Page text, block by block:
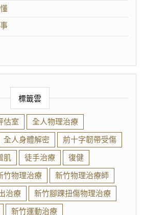
標籤雲
估室
全人物理治療
全人身體解密
前十字韌帶受傷
肌 徒手治療
復健
竹物理治療
新竹物理治療師
治療
新竹腳踝扭傷物理治療
新竹運動治療